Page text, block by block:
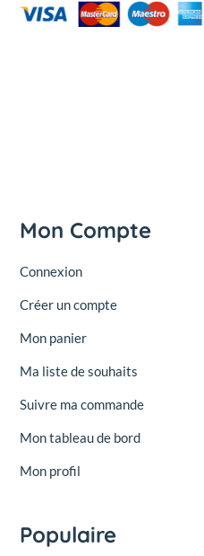
Mon Compte
Connexion
Créer un compte
Mon panier
Ma liste de souhaits
Suivre ma commande
Mon tableau de bord
Mon profil
Populaire